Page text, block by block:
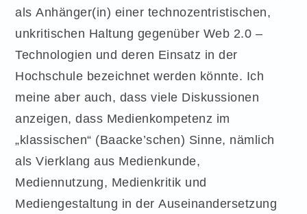
als Anhänger(in) einer technozentristischen,
unkritischen Haltung gegenüber Web 2.0 –
Technologien und deren Einsatz in der
Hochschule bezeichnet werden könnte. Ich
meine aber auch, dass viele Diskussionen
anzeigen, dass Medienkompetenz im
„klassischen“ (Baacke’schen) Sinne, nämlich
als Vierklang aus Medienkunde,
Mediennutzung, Medienkritik und
Mediengestaltung in der Auseinandersetzung